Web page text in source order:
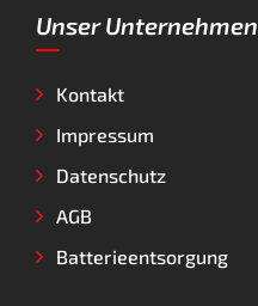
Unser Unternehmen
Kontakt
Impressum
Datenschutz
AGB
Batterieentsorgung